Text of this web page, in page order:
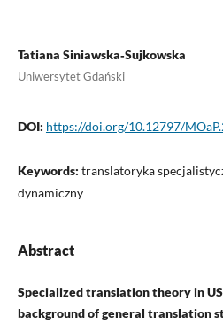
Tatiana Siniawska‑Sujkowska
Uniwersytet Gdański
DOI: https://doi.org/10.12797/
Keywords: translatoryka
dynamiczny
Abstract
Specialized translation theory in
background of general translation